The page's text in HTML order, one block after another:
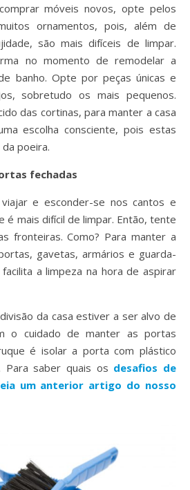
móveis novos, opte pelos
ornamentos, pois, além de
são mais difíceis de limpar.
no momento de remodelar a
banho. Opte por peças únicas e
sobretudo os mais pequenos.
das cortinas, para manter a casa
escolha consciente, pois estas
poeira.
fechadas
e esconder-se nos cantos e
é mais difícil de limpar. Então, tente
fronteiras. Como? Para manter a
gavetas, armários e guarda-
a limpeza na hora de aspirar
da casa estiver a ser alvo de
o cuidado de manter as portas
é isolar a porta com plástico
saber quais os desafios de
um anterior artigo do nosso